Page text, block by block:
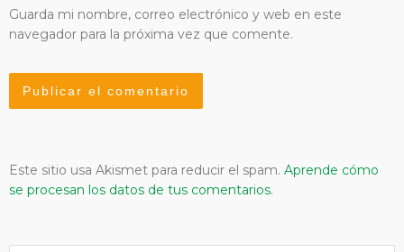
Guarda mi nombre, correo electrónico y web en este
navegador para la próxima vez que comente.
Este sitio usa Akismet para reducir el spam. Aprende cómo
se procesan los datos de tus comentarios.